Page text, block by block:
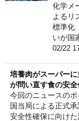
化学メ
よるリ
標準化
いが国
02/22
培養肉がスーパー
が問い直す食の安
今回のニュースの
国当局による正式
安全性確保に向け